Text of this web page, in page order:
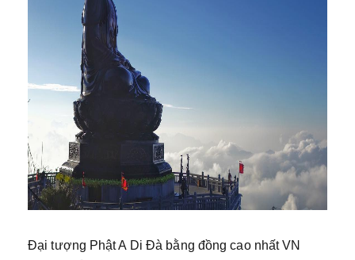
Đại tượng Phật A Di Đà bằng đồng cao nhất VN